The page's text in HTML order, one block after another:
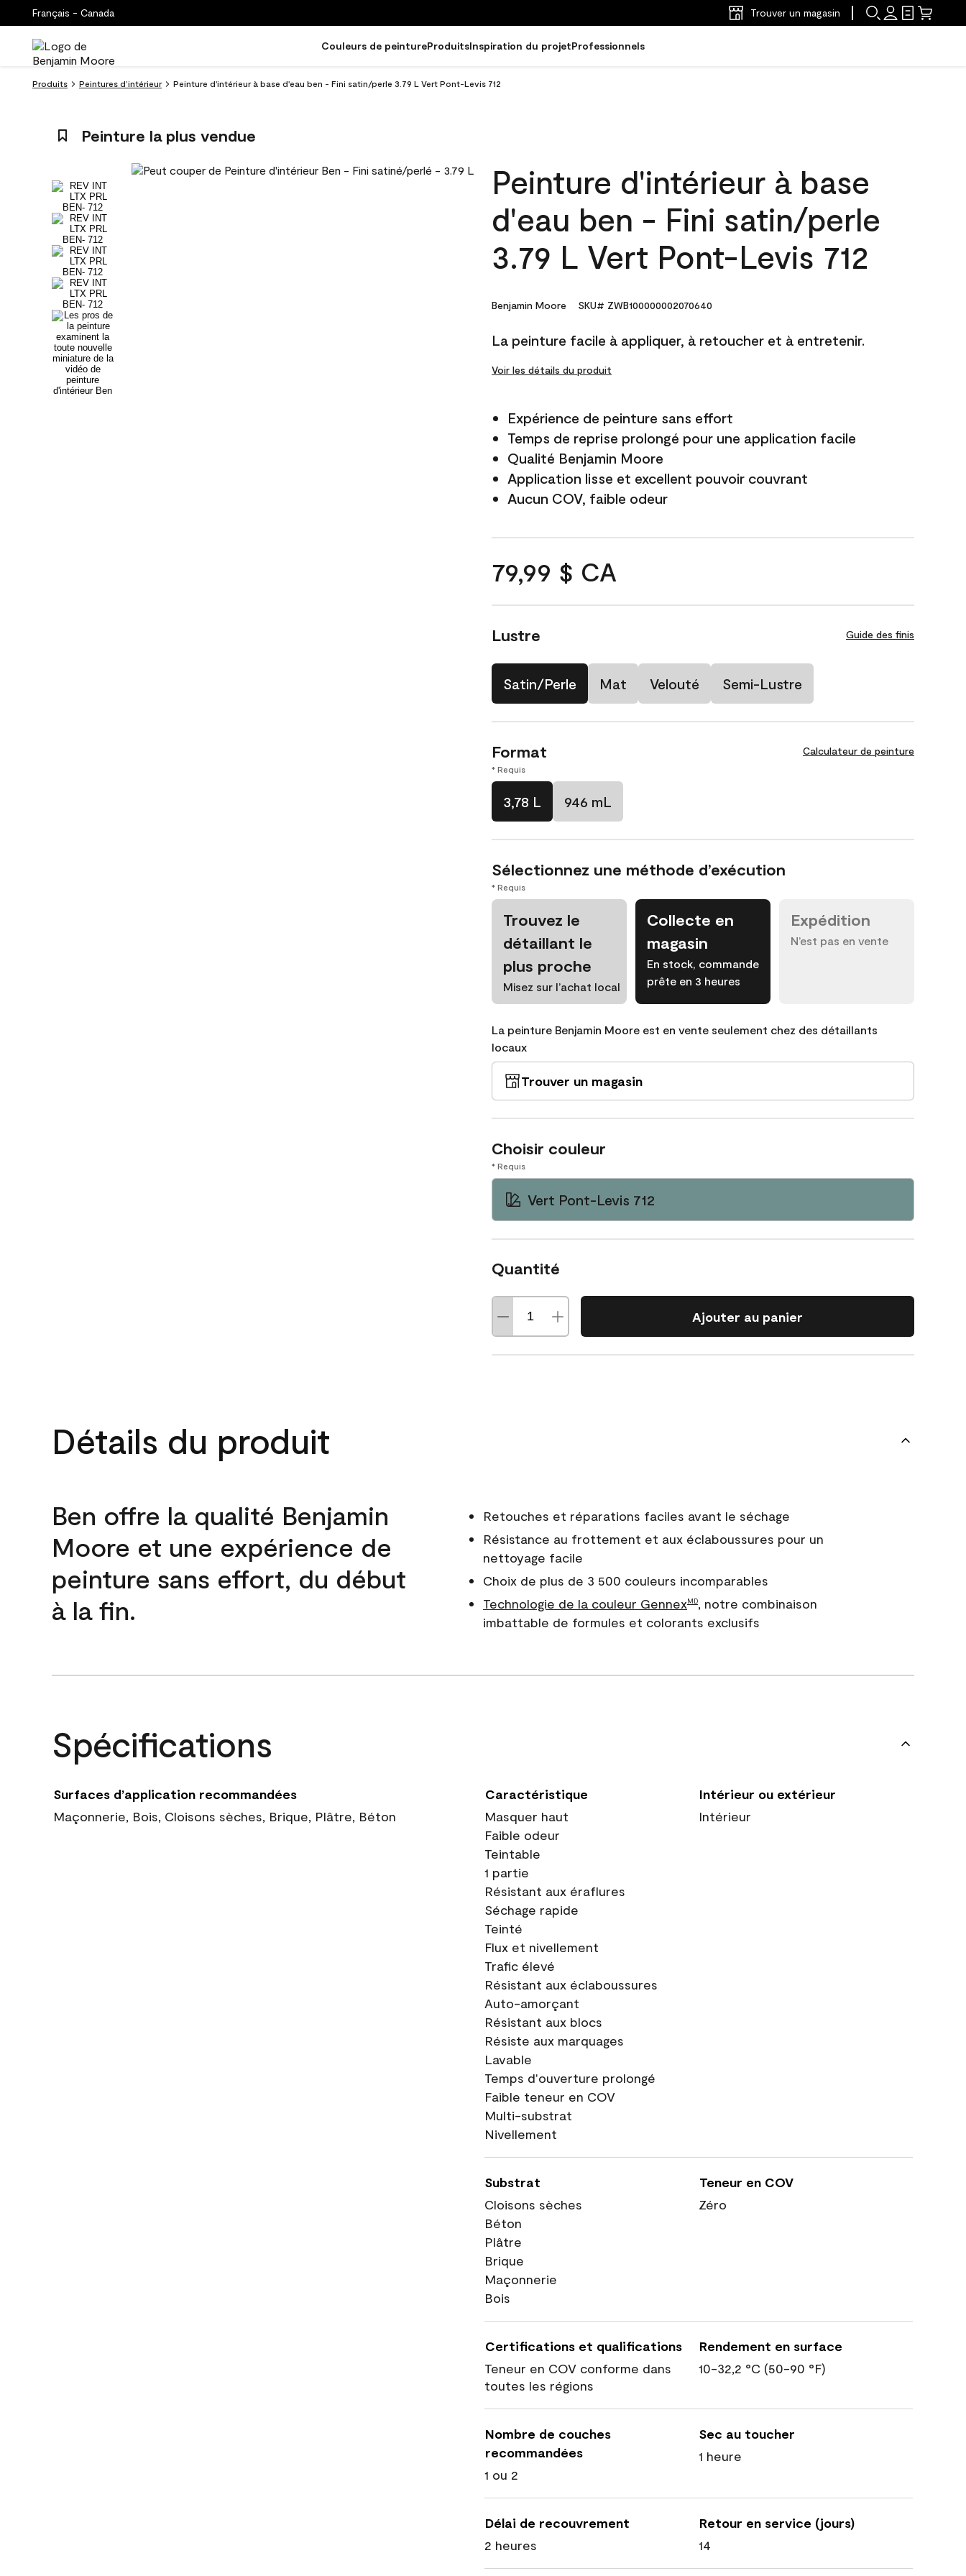
Français - Canada Trouver un magasin
Couleurs de peintureProduitsInspiration du projetProfessionnels
Produits Peintures d’intérieur Peinture d'intérieur à base d'eau ben - Fini satin/perle 3.79 L Vert Pont-Levis 712
Peinture la plus vendue
Peinture d'intérieur à base
d'eau ben - Fini satin/perle
3.79 L Vert Pont-Levis 712
Benjamin Moore SKU# ZWB100000002070640
La peinture facile à appliquer, à retoucher et à entretenir.
Voir les détails du produit
Expérience de peinture sans effort
Temps de reprise prolongé pour une application facile
Qualité Benjamin Moore
Application lisse et excellent pouvoir couvrant
Aucun COV, faible odeur
79,99 $ CA
Lustre Guide des finis
Satin/Perle Mat Velouté Semi-Lustre
Format Calculateur de peinture
* Requis
3,78 L 946 mL
Sélectionnez une méthode d’exécution
* Requis
Trouvez le
détaillant le
plus proche
Misez sur l’achat local
Collecte en
magasin
En stock, commande
prête en 3 heures
Expédition
N’est pas en vente
La peinture Benjamin Moore est en vente seulement chez des détaillants
locaux
Trouver un magasin
Choisir couleur
* Requis
Vert Pont-Levis 712
Quantité
Ajouter au panier
Détails du produit
Ben offre la qualité Benjamin
Moore et une expérience de
peinture sans effort, du début
à la fin.
Retouches et réparations faciles avant le séchage
Résistance au frottement et aux éclaboussures pour un
nettoyage facile
Choix de plus de 3 500 couleurs incomparables
Technologie de la couleur GennexMD, notre combinaison
imbattable de formules et colorants exclusifs
Spécifications
Surfaces d’application recommandées
Maçonnerie, Bois, Cloisons sèches, Brique, Plâtre, Béton
Caractéristique
Masquer haut
Faible odeur
Teintable
1 partie
Résistant aux éraflures
Séchage rapide
Teinté
Flux et nivellement
Trafic élevé
Résistant aux éclaboussures
Auto-amorçant
Résistant aux blocs
Résiste aux marquages
Lavable
Temps d'ouverture prolongé
Faible teneur en COV
Multi-substrat
Nivellement
Intérieur ou extérieur
Intérieur
Substrat
Cloisons sèches
Béton
Plâtre
Brique
Maçonnerie
Bois
Teneur en COV
Zéro
Certifications et qualifications
Teneur en COV conforme dans
toutes les régions
Rendement en surface
10-32,2 °C (50-90 °F)
Nombre de couches
recommandées
1 ou 2
Sec au toucher
1 heure
Délai de recouvrement
2 heures
Retour en service (jours)
14